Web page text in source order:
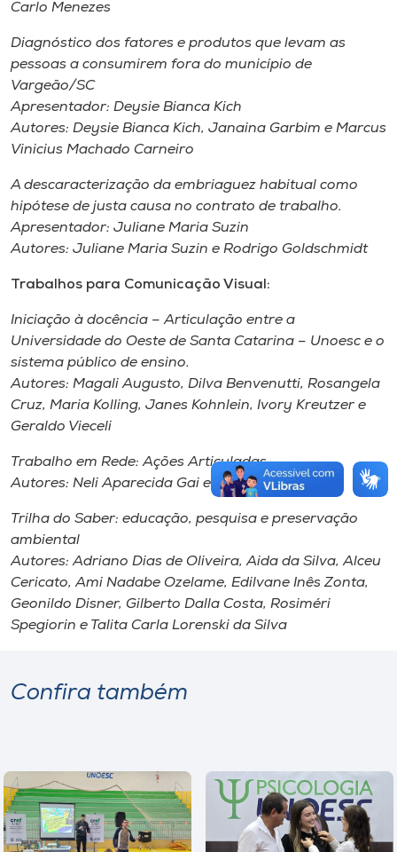
Carlo Menezes
Diagnóstico dos fatores e produtos que levam as
pessoas a consumirem fora do município de
Vargeão/SC
Apresentador: Deysie Bianca Kich
Autores: Deysie Bianca Kich, Janaina Garbim e Marcus
Vinicius Machado Carneiro
A descaracterização da embriaguez habitual como
hipótese de justa causa no contrato de trabalho.
Apresentador: Juliane Maria Suzin
Autores: Juliane Maria Suzin e Rodrigo Goldschmidt
Trabalhos para Comunicação Visual:
Iniciação à docência – Articulação entre a
Universidade do Oeste de Santa Catarina – Unoesc e o
sistema público de ensino.
Autores: Magali Augusto, Dilva Benvenutti, Rosangela
Cruz, Maria Kolling, Janes Kohnlein, Ivory Kreutzer e
Geraldo Vieceli
Trabalho em Rede: Ações Articuladas
Autores: Neli Aparecida Gai e Claudio Luiz Orço
Trilha do Saber: educação, pesquisa e preservação
ambiental
Autores: Adriano Dias de Oliveira, Aida da Silva, Alceu
Cericato, Ami Nadabe Ozelame, Edilvane Inês Zonta,
Geonildo Disner, Gilberto Dalla Costa, Rosiméri
Spegiorin e Talita Carla Lorenski da Silva
Confira também